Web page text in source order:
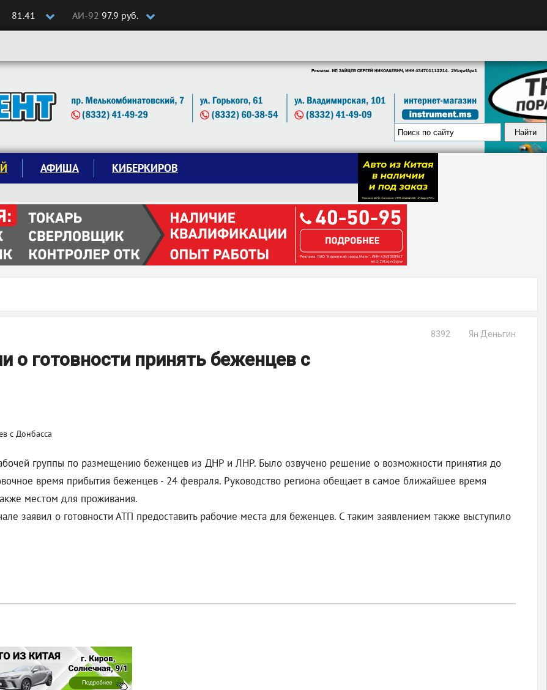
81.41 АИ-92 97.9 руб.
АФИША КИБЕРКИРОВ
Ян Деньгин
8392
о готовности принять беженцев с
группы по размещению беженцев из ДНР и ЛНР. Было озвучено решение о возможности принятия до
время прибытия беженцев - 24 февраля. Руководство региона обещает в самое ближайшее время
местом для проживания.
заявил о готовности АТП предоставить рабочие места для беженцев. С таким заявлением также выступило